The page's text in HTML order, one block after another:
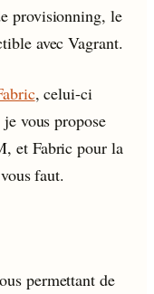
provisionning, le
avec Vagrant.
, celui-ci
vous propose
et Fabric pour la
faut.
permettant de